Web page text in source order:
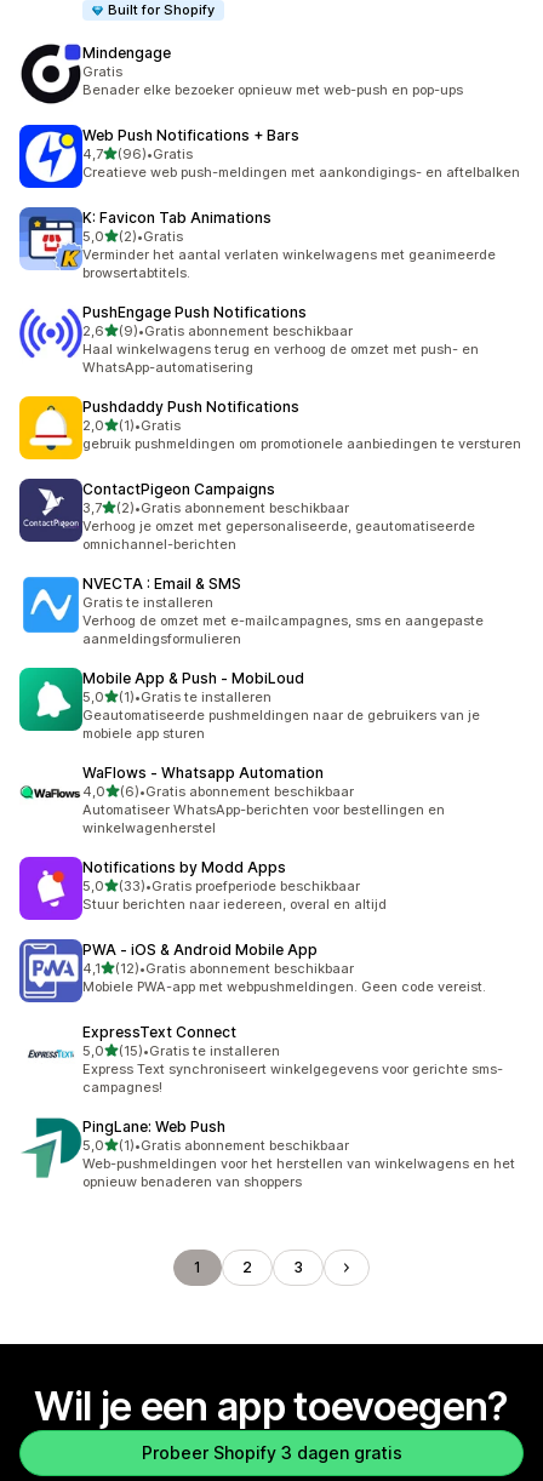
Built for Shopify
Mindengage
Gratis
Benader elke bezoeker opnieuw met web-push en pop-ups
Web Push Notifications + Bars
4,7van 5 sterren
(96)
96 recensies in totaal
•Gratis
Creatieve web push-meldingen met aankondigings- en aftelbalken
K: Favicon Tab Animations
5,0van 5 sterren
(2)
2 recensies in totaal
•Gratis
Verminder het aantal verlaten winkelwagens met geanimeerde
browsertabtitels.
PushEngage Push Notifications
2,6van 5 sterren
(9)
9 recensies in totaal
•Gratis abonnement beschikbaar
Haal winkelwagens terug en verhoog de omzet met push- en
WhatsApp-automatisering
Pushdaddy Push Notifications
2,0van 5 sterren
(1)
1 recensies in totaal
•Gratis
gebruik pushmeldingen om promotionele aanbiedingen te versturen
ContactPigeon Campaigns
3,7van 5 sterren
(2)
2 recensies in totaal
•Gratis abonnement beschikbaar
Verhoog je omzet met gepersonaliseerde, geautomatiseerde
omnichannel-berichten
NVECTA : Email & SMS
Gratis te installeren
Verhoog de omzet met e-mailcampagnes, sms en aangepaste
aanmeldingsformulieren
Mobile App & Push ‑ MobiLoud
5,0van 5 sterren
(1)
1 recensies in totaal
•Gratis te installeren
Geautomatiseerde pushmeldingen naar de gebruikers van je
mobiele app sturen
WaFlows ‑ Whatsapp Automation
4,0van 5 sterren
(6)
6 recensies in totaal
•Gratis abonnement beschikbaar
Automatiseer WhatsApp-berichten voor bestellingen en
winkelwagenherstel
Notifications by Modd Apps
5,0van 5 sterren
(33)
33 recensies in totaal
•Gratis proefperiode beschikbaar
Stuur berichten naar iedereen, overal en altijd
PWA ‑ iOS & Android Mobile App
4,1van 5 sterren
(12)
12 recensies in totaal
•Gratis abonnement beschikbaar
Mobiele PWA-app met webpushmeldingen. Geen code vereist.
ExpressText Connect
5,0van 5 sterren
(15)
15 recensies in totaal
•Gratis te installeren
Express Text synchroniseert winkelgegevens voor gerichte sms-
campagnes!
PingLane: Web Push
5,0van 5 sterren
(1)
1 recensies in totaal
•Gratis abonnement beschikbaar
Web-pushmeldingen voor het herstellen van winkelwagens en het
opnieuw benaderen van shoppers
1 2 3
Wil je een app toevoegen?
Probeer Shopify 3 dagen gratis